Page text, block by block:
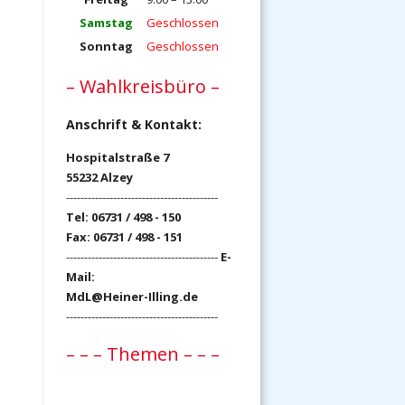
Samstag
Geschlossen
Sonntag
Geschlossen
– Wahlkreisbüro –
Anschrift & Kontakt:
Hospitalstraße 7
55232 Alzey
------------------------------------------
Tel: 06731 / 498 - 150
Fax: 06731 / 498 - 151
------------------------------------------ E-
Mail:
MdL@Heiner-Illing.de
------------------------------------------
– – – Themen – – –